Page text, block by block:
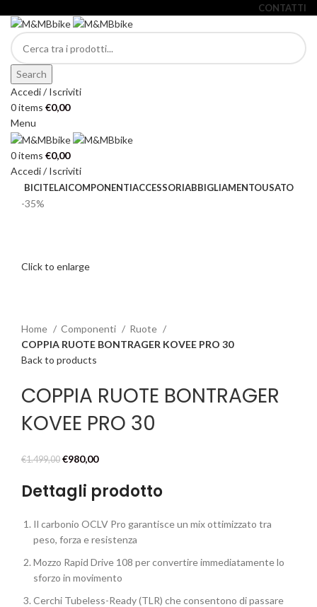
CONTATTI
Search
Accedi / Iscriviti
0items €0,00
Menu
0items €0,00
Accedi / Iscriviti
BICITELAICOMPONENTIACCESSORIABBIGLIAMENTOUSATO
-35%
Click to enlarge
Home Componenti
Ruote
COPPIA RUOTE BONTRAGER KOVEE PRO 30
Back to products
COPPIA RUOTE BONTRAGER
KOVEE PRO 30
€1.499,00 Il
originale
era:
€1.499,00.
€980,00Il
attuale
€980,00.
Dettagli prodotto
Il carbonio OCLV Pro garantisce un mix ottimizzato tra
peso, forza e resistenza
Mozzo Rapid Drive 108 per convertire immediatamente lo
sforzo in movimento
Cerchi Tubeless-Ready (TLR) che consentono di passare